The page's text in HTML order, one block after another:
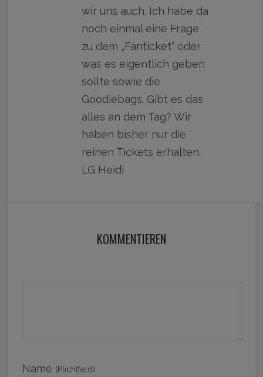
wir uns auch. Ich habe da
noch einmal eine Frage
zu dem „Fanticket“ oder
was es eigentlich geben
sollte sowie die
Goodiebags. Gibt es das
alles an dem Tag? Wir
haben bisher nur die
reinen Tickets erhalten.
LG Heidi
KOMMENTIEREN
Name (Plichtfeld)